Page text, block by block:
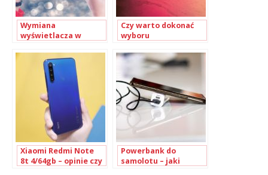
Wymiana
wyświetlacza w
Czy warto dokonać
wyboru
serwisu Apple?
Xiaomi Redmi Note
8t 4/64gb – opinie czy
Powerbank do
samolotu – jaki